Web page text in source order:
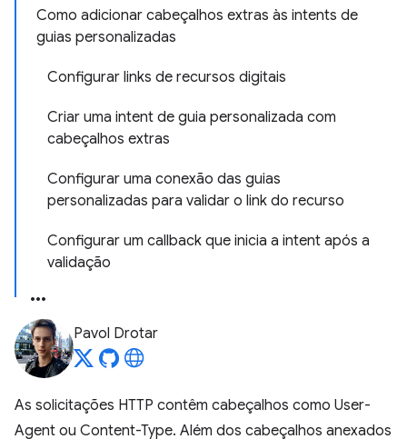
Como adicionar cabeçalhos extras às intents de
guias personalizadas
Configurar links de recursos digitais
Criar uma intent de guia personalizada com
cabeçalhos extras
Configurar uma conexão das guias
personalizadas para validar o link do recurso
Configurar um callback que inicia a intent após a
validação
Pavol Drotar
As solicitações HTTP contêm cabeçalhos como User-
Agent ou Content-Type. Além dos cabeçalhos anexados